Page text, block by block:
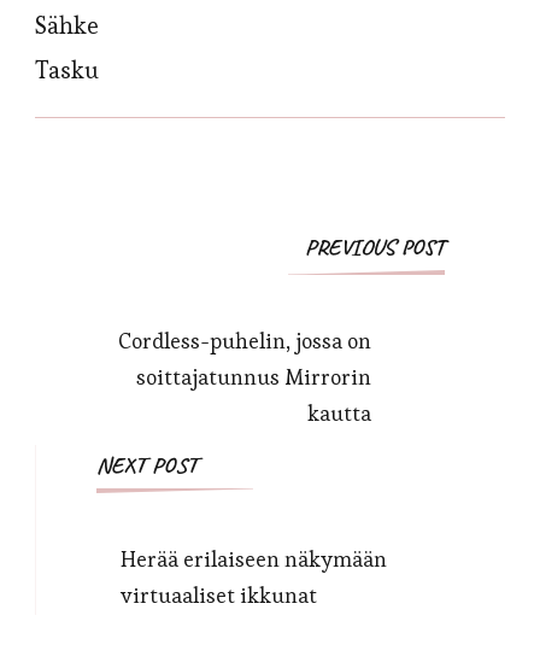
Sähke
Tasku
PostPREVIOUS POST
Cordless-puhelin, jossa on
soittajatunnus Mirrorin
kautta
NEXT POST
Herää erilaiseen näkymään
virtuaaliset ikkunat